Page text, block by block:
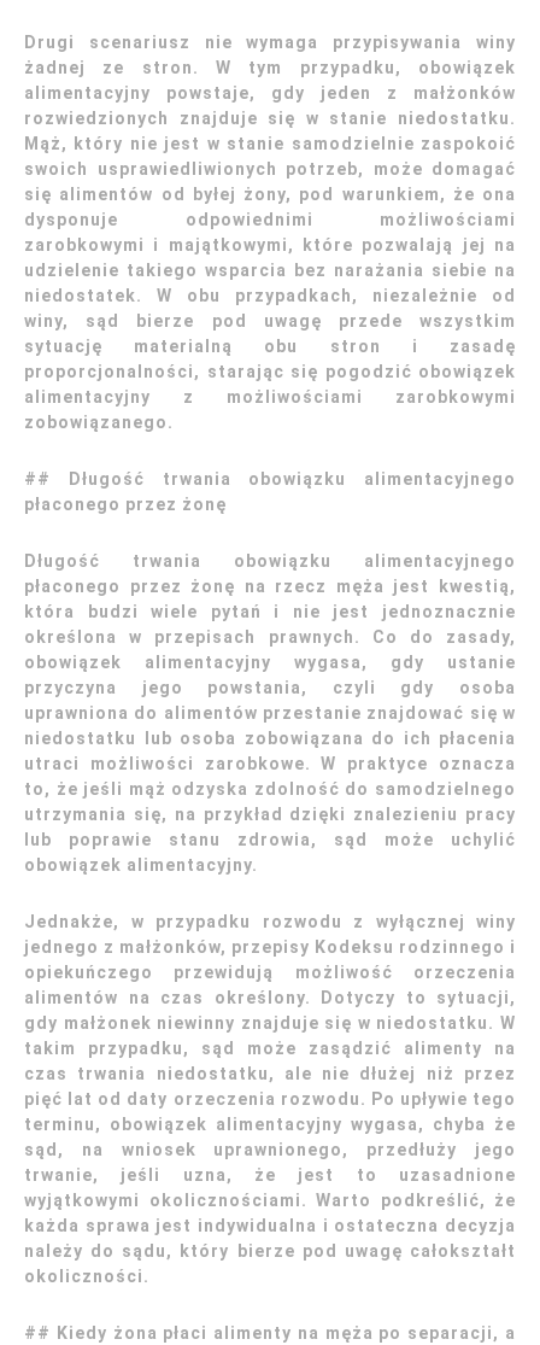
Drugi scenariusz nie wymaga przypisywania winy
żadnej ze stron. W tym przypadku, obowiązek
alimentacyjny powstaje, gdy jeden z małżonków
rozwiedzionych znajduje się w stanie niedostatku.
Mąż, który nie jest w stanie samodzielnie zaspokoić
swoich usprawiedliwionych potrzeb, może domagać
się alimentów od byłej żony, pod warunkiem, że ona
dysponuje odpowiednimi możliwościami
zarobkowymi i majątkowymi, które pozwalają jej na
udzielenie takiego wsparcia bez narażania siebie na
niedostatek. W obu przypadkach, niezależnie od
winy, sąd bierze pod uwagę przede wszystkim
sytuację materialną obu stron i zasadę
proporcjonalności, starając się pogodzić obowiązek
alimentacyjny z możliwościami zarobkowymi
zobowiązanego.
## Długość trwania obowiązku alimentacyjnego
płaconego przez żonę
Długość trwania obowiązku alimentacyjnego
płaconego przez żonę na rzecz męża jest kwestią,
która budzi wiele pytań i nie jest jednoznacznie
określona w przepisach prawnych. Co do zasady,
obowiązek alimentacyjny wygasa, gdy ustanie
przyczyna jego powstania, czyli gdy osoba
uprawniona do alimentów przestanie znajdować się w
niedostatku lub osoba zobowiązana do ich płacenia
utraci możliwości zarobkowe. W praktyce oznacza
to, że jeśli mąż odzyska zdolność do samodzielnego
utrzymania się, na przykład dzięki znalezieniu pracy
lub poprawie stanu zdrowia, sąd może uchylić
obowiązek alimentacyjny.
Jednakże, w przypadku rozwodu z wyłącznej winy
jednego z małżonków, przepisy Kodeksu rodzinnego i
opiekuńczego przewidują możliwość orzeczenia
alimentów na czas określony. Dotyczy to sytuacji,
gdy małżonek niewinny znajduje się w niedostatku. W
takim przypadku, sąd może zasądzić alimenty na
czas trwania niedostatku, ale nie dłużej niż przez
pięć lat od daty orzeczenia rozwodu. Po upływie tego
terminu, obowiązek alimentacyjny wygasa, chyba że
sąd, na wniosek uprawnionego, przedłuży jego
trwanie, jeśli uzna, że jest to uzasadnione
wyjątkowymi okolicznościami. Warto podkreślić, że
każda sprawa jest indywidualna i ostateczna decyzja
należy do sądu, który bierze pod uwagę całokształt
okoliczności.
## Kiedy żona płaci alimenty na męża po separacji, a